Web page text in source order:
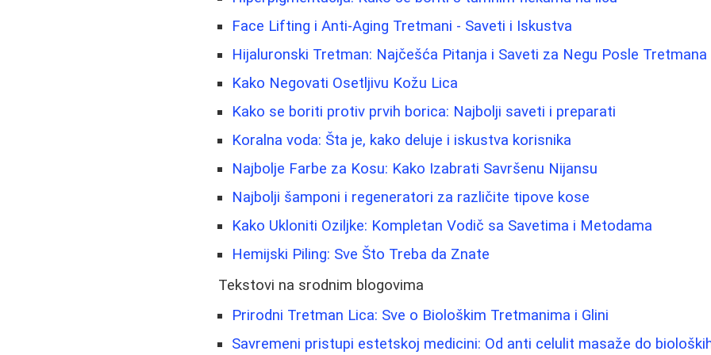
Face Lifting i Anti-Aging Tretmani - Saveti i Iskustva
Hijaluronski Tretman: Najčešća Pitanja i Saveti za Negu Posle Tretmana
Kako Negovati Osetljivu Kožu Lica
Kako se boriti protiv prvih borica: Najbolji saveti i preparati
Koralna voda: Šta je, kako deluje i iskustva korisnika
Najbolje Farbe za Kosu: Kako Izabrati Savršenu Nijansu
Najbolji šamponi i regeneratori za različite tipove kose
Kako Ukloniti Oziljke: Kompletan Vodič sa Savetima i Metodama
Hemijski Piling: Sve Što Treba da Znate
Tekstovi na srodnim blogovima
Prirodni Tretman Lica: Sve o Biološkim Tretmanima i Glini
Savremeni pristupi estetskoj medicini: Od anti celulit masaže do